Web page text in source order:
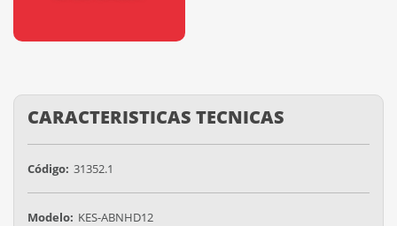
CARACTERISTICAS TECNICAS
Código: 31352.1
Modelo: KES-ABNHD12